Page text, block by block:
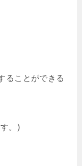
ることができる
。)